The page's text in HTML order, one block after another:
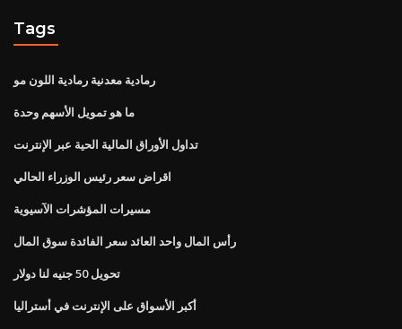
Tags
رمادية معدنية رمادية اللون مو
ما هو تمويل الأسهم وحدة
تداول الأوراق المالية الحية عبر الإنترنت
اقراض سعر رئيس الوزراء الحالي
مسيرات المؤشرات الآسيوية
رأس المال واحد العائد سعر الفائدة سوق المال
تحويل 50 جنيه لنا دولار
أكبر الأسواق على الإنترنت في أستراليا